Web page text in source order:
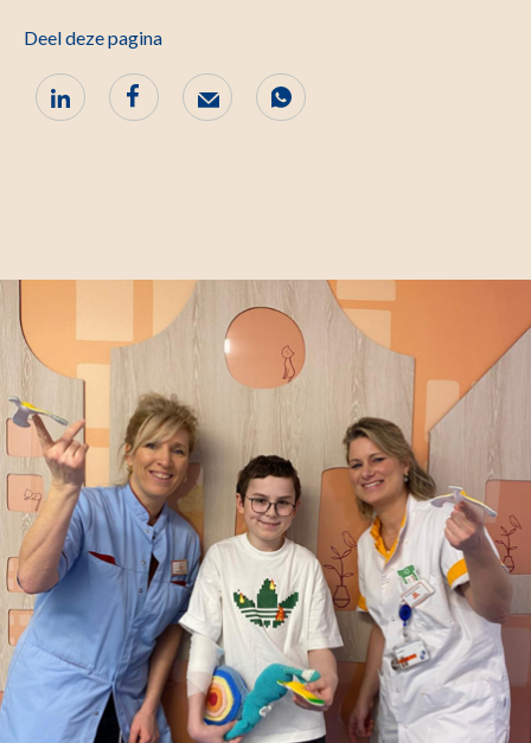
Deel deze pagina